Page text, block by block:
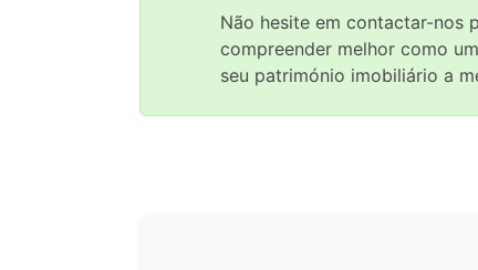
Não hesite em contactar-nos
compreender melhor como
seu património imobiliário a